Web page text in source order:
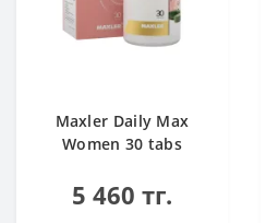
Maxler Daily Max
Women 30 tabs
5 460 тг.